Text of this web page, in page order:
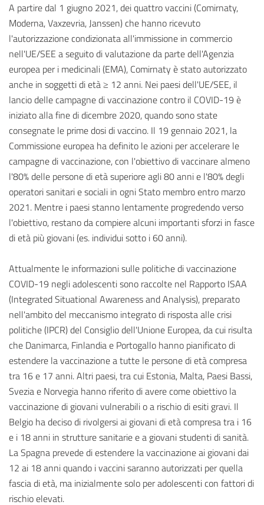
A partire dal 1 giugno 2021, dei quattro vaccini (Comirnaty,
Moderna, Vaxzevria, Janssen) che hanno ricevuto
l'autorizzazione condizionata all'immissione in commercio
nell'UE/SEE a seguito di valutazione da parte dell'Agenzia
europea per i medicinali (EMA), Comirnaty è stato autorizzato
anche in soggetti di età ≥ 12 anni. Nei paesi dell'UE/SEE, il
lancio delle campagne di vaccinazione contro il COVID-19 è
iniziato alla fine di dicembre 2020, quando sono state
consegnate le prime dosi di vaccino. Il 19 gennaio 2021, la
Commissione europea ha definito le azioni per accelerare le
campagne di vaccinazione, con l'obiettivo di vaccinare almeno
l'80% delle persone di età superiore agli 80 anni e l'80% degli
operatori sanitari e sociali in ogni Stato membro entro marzo
2021. Mentre i paesi stanno lentamente progredendo verso
l'obiettivo, restano da compiere alcuni importanti sforzi in fasce
di età più giovani (es. individui sotto i 60 anni).
Attualmente le informazioni sulle politiche di vaccinazione
COVID-19 negli adolescenti sono raccolte nel Rapporto ISAA
(Integrated Situational Awareness and Analysis), preparato
nell'ambito del meccanismo integrato di risposta alle crisi
politiche (IPCR) del Consiglio dell'Unione Europea, da cui risulta
che Danimarca, Finlandia e Portogallo hanno pianificato di
estendere la vaccinazione a tutte le persone di età compresa
tra 16 e 17 anni. Altri paesi, tra cui Estonia, Malta, Paesi Bassi,
Svezia e Norvegia hanno riferito di avere come obiettivo la
vaccinazione di giovani vulnerabili o a rischio di esiti gravi. Il
Belgio ha deciso di rivolgersi ai giovani di età compresa tra i 16
e i 18 anni in strutture sanitarie e a giovani studenti di sanità.
La Spagna prevede di estendere la vaccinazione ai giovani dai
12 ai 18 anni quando i vaccini saranno autorizzati per quella
fascia di età, ma inizialmente solo per adolescenti con fattori di
rischio elevati.